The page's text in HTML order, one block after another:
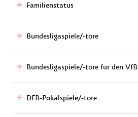
Familienstatus
Bundesligaspiele/-tore
Bundesligaspiele/-tore für den VfB
DFB-Pokalspiele/-tore